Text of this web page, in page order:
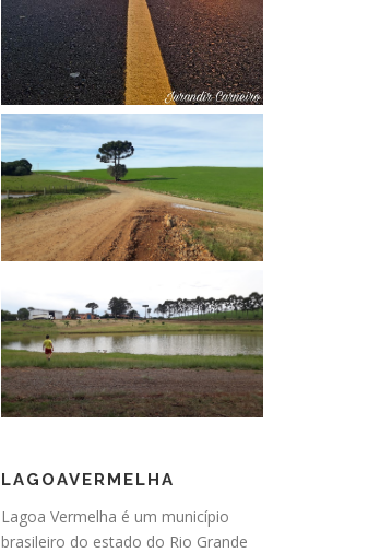
LAGOAVERMELHA
Lagoa Vermelha é um município
brasileiro do estado do Rio Grande